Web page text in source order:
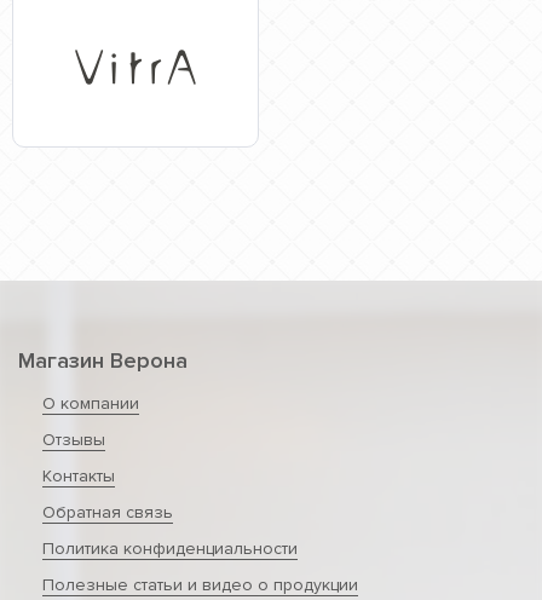
Магазин Верона
О компании
Отзывы
Контакты
Обратная связь
Политика конфиденциальности
Полезные статьи и видео о продукции